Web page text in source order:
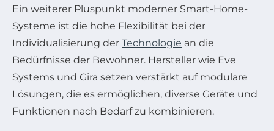
Ein weiterer Pluspunkt moderner Smart-Home-
Systeme ist die hohe Flexibilität bei der
Individualisierung der Technologie an die
Bedürfnisse der Bewohner. Hersteller wie Eve
Systems und Gira setzen verstärkt auf modulare
Lösungen, die es ermöglichen, diverse Geräte und
Funktionen nach Bedarf zu kombinieren.